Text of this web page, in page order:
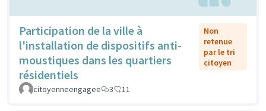
Participation de la ville à
l'installation de dispositifs anti-
moustiques dans les quartiers
résidentiels
Non
retenue
par le tri
citoyen
citoyenneengagee 3 11